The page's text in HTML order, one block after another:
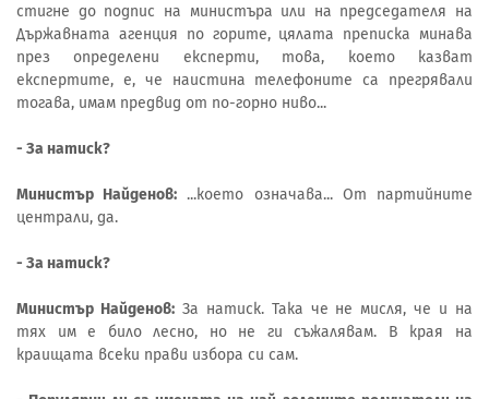
стигне до подпис на министъра или на председателя на
Държавната агенция по горите, цялата преписка минава
през определени експерти, това, което казват
експертите, е, че наистина телефоните са прегрявали
тогава, имам предвид от по-горно ниво...
- За натиск?
Министър Найденов: ...което означава... От партийните
централи, да.
- За натиск?
Министър Найденов:За натиск. Така че не мисля, че и на
тях им е било лесно, но не ги съжалявам. В края на
краищата всеки прави избора си сам.